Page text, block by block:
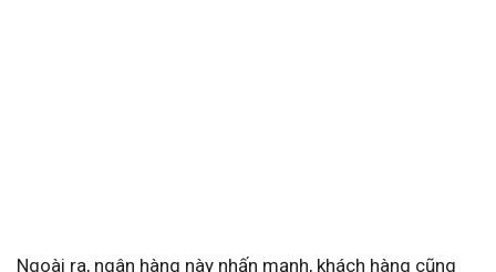
Ngoài ra, ngân hàng này nhấn mạnh, khách hàng cũng